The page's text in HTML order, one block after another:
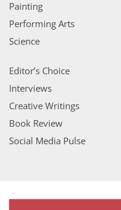
Painting
Performing Arts
Science
Editor’s Choice
Interviews
Creative Writings
Book Review
Social Media Pulse